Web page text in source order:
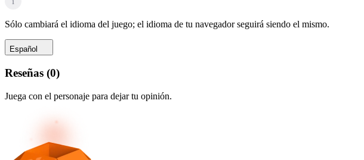
Sólo cambiará el idioma del juego; el idioma de tu navegador seguirá siendo el mismo.
Español
Reseñas (0)
Juega con el personaje para dejar tu opinión.